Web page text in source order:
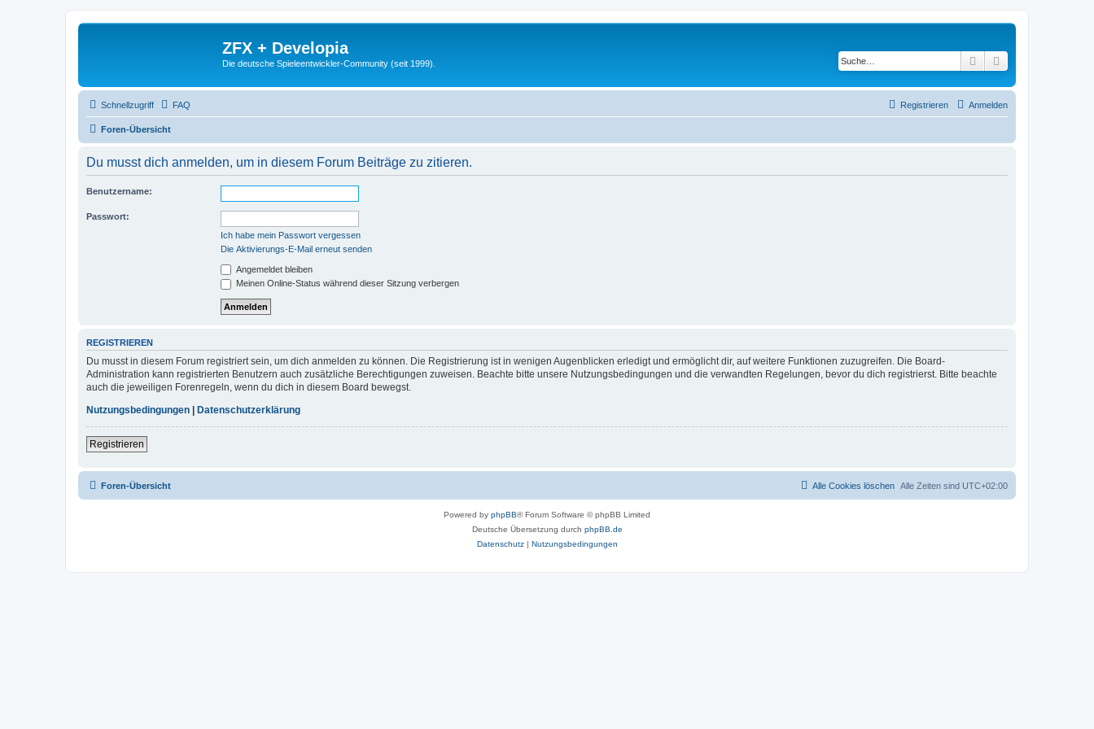
ZFX + Developia
Die deutsche Spieleentwickler-Community (seit 1999). Suche
Schnellzugriff FAQ Anmelden
Registrieren
Foren-Übersicht
Du musst dich anmelden, um in diesem Forum Beiträge zu zitieren.
Benutzername:
Passwort:
Ich habe mein Passwort vergessen
Die Aktivierungs-E-Mail erneut senden
Angemeldet bleiben
Meinen Online-Status während dieser Sitzung verbergen
REGISTRIEREN
Du musst in diesem Forum registriert sein, um dich anmelden zu können. Die Registrierung ist in wenigen Augenblicken erledigt und ermöglicht dir, auf weitere Funktionen zuzugreifen. Die Board-
Administration kann registrierten Benutzern auch zusätzliche Berechtigungen zuweisen. Beachte bitte unsere Nutzungsbedingungen und die verwandten Regelungen, bevor du dich registrierst. Bitte beachte
auch die jeweiligen Forenregeln, wenn du dich in diesem Board bewegst.
Nutzungsbedingungen
Datenschutzerklärung
Registrieren
Foren-Übersicht Alle Zeiten sind UTC+02:00
Alle Cookies löschen
Powered by phpBB® Forum Software © phpBB Limited
Deutsche Übersetzung durch phpBB.de
Datenschutz| Nutzungsbedingungen